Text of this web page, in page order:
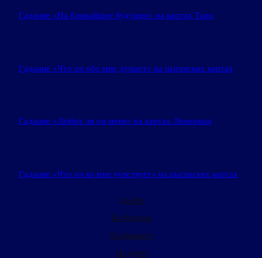
Гадание «На ближайшее будущее» на картах Таро
Гадание «Что он обо мне думает» на цыганских картах
Гадание «Любит ли он меня» на картах Ленорман
Гадание «Что он ко мне чувствует» на цыганских картах
Да-Нет
На будущее
На бывшего
На детей